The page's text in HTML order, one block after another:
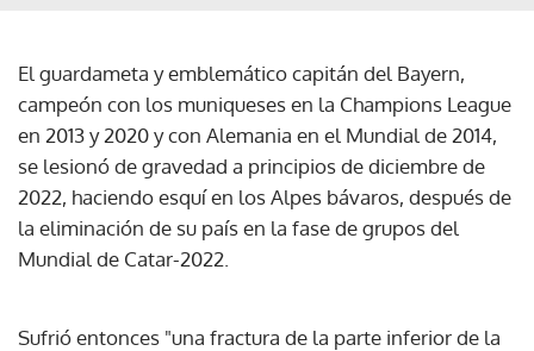
El guardameta y emblemático capitán del Bayern,
campeón con los muniqueses en la Champions League
en 2013 y 2020 y con Alemania en el Mundial de 2014,
se lesionó de gravedad a principios de diciembre de
2022, haciendo esquí en los Alpes bávaros, después de
la eliminación de su país en la fase de grupos del
Mundial de Catar-2022.
Sufrió entonces "una fractura de la parte inferior de la